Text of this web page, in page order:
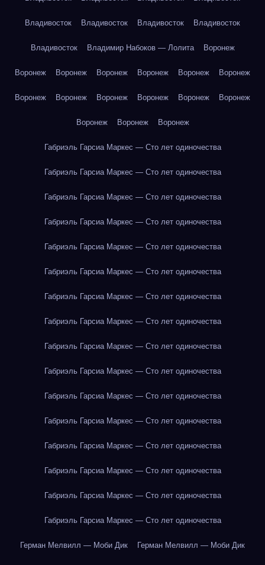
Владивосток Владивосток Владивосток Владивосток
Владивосток Владимир Набоков — Лолита Воронеж
Воронеж Воронеж Воронеж Воронеж Воронеж Воронеж
Воронеж Воронеж Воронеж Воронеж Воронеж Воронеж
Воронеж Воронеж Воронеж
Габриэль Гарсиа Маркес — Сто лет одиночества
Габриэль Гарсиа Маркес — Сто лет одиночества
Габриэль Гарсиа Маркес — Сто лет одиночества
Габриэль Гарсиа Маркес — Сто лет одиночества
Габриэль Гарсиа Маркес — Сто лет одиночества
Габриэль Гарсиа Маркес — Сто лет одиночества
Габриэль Гарсиа Маркес — Сто лет одиночества
Габриэль Гарсиа Маркес — Сто лет одиночества
Габриэль Гарсиа Маркес — Сто лет одиночества
Габриэль Гарсиа Маркес — Сто лет одиночества
Габриэль Гарсиа Маркес — Сто лет одиночества
Габриэль Гарсиа Маркес — Сто лет одиночества
Габриэль Гарсиа Маркес — Сто лет одиночества
Габриэль Гарсиа Маркес — Сто лет одиночества
Габриэль Гарсиа Маркес — Сто лет одиночества
Габриэль Гарсиа Маркес — Сто лет одиночества
Герман Мелвилл — Моби Дик Герман Мелвилл — Моби Дик